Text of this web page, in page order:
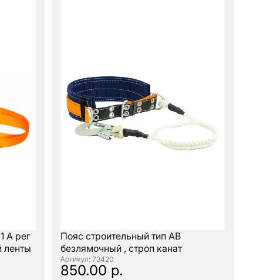
А рег
ленты
Пояс строительный тип АВ
безлямочный , строп канат
: 73420
850.00 р.